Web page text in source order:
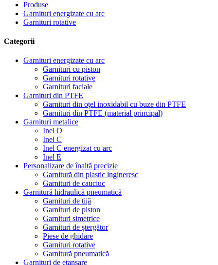
Produse
Garnituri energizate cu arc
Garnituri rotative
Categorii
Garnituri energizate cu arc
Garnituri cu piston
Garnituri rotative
Garnituri faciale
Garnituri din PTFE
Garnituri din oțel inoxidabil cu buze din PTFE
Garnituri din PTFE (material principal)
Garnituri metalice
Inel O
Inel C
Inel C energizat cu arc
Inel E
Personalizare de înaltă precizie
Garnitură din plastic ingineresc
Garnituri de cauciuc
Garnitură hidraulică pneumatică
Garnituri de tijă
Garnituri de piston
Garnituri simetrice
Garnituri de ștergător
Piese de ghidare
Garnituri rotative
Garnitură pneumatică
Garnituri de etanșare